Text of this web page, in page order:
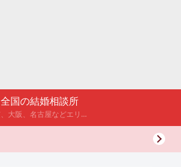
全国の結婚相談所
東京、大阪、名古屋などエリア別のアンケート調査や結婚相談所・婚活パーティーの体験談などを公開。